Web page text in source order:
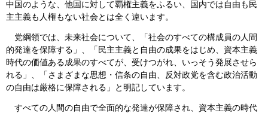
中国のような、他国に対して覇権主義をふるい、国内では自由も民
主主義も人権もない社会とは全く違います。
党綱領では、未来社会について、「社会のすべての構成員の人間
的発達を保障する」、「民主主義と自由の成果をはじめ、資本主義
時代の価値ある成果のすべてが、受けつがれ、いっそう発展させら
れる」、「さまざまな思想・信条の自由、反対政党を含む政治活動
の自由は厳格に保障される」と明記しています。
すべての人間の自由で全面的な発達が保障され、資本主義の時代